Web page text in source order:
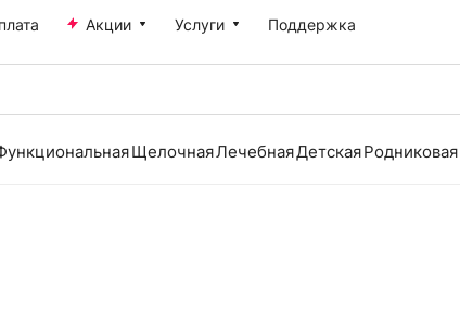
Акции Услуги Поддержка
ЩелочнаяЛечебнаяДетскаяРодниковая